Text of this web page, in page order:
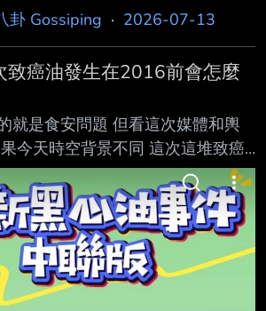
來很勵志沒錯 但仔細想想 他等於
有多少鄉民可以在13年間賺到
馬就是上通告+一些兼職 還是說
麼好賺？ ----- Sent from JPTT on
豬哥亮這一線大咖沒話說 馬國畢
卦 Gossiping · 2026-07-13
致癌油發生在2016前會怎麼
就是食安問題 但看這次媒體和輿
今天時空背景不同 這次這堆致癌
年前 會變得怎麼樣？ ----- Sent
my iPhone --